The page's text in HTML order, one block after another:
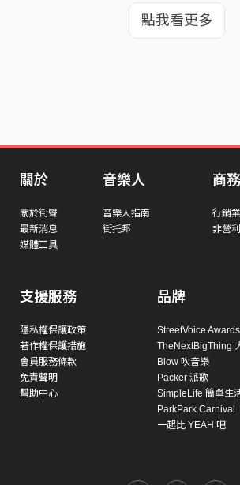
點我看更多
關於
關於街聲
最新消息
媒體工具
音樂人
音樂人指南
街托邦
商
行銷
非營
支援服務
隱私權保護政策
著作權保護措施
會員服務條款
免責聲明
幫助中心
品牌
StreetVoice
TheNextBigThing
Blow 吹音樂
Packer 派歌
SimpleLife 簡單生
ParkPark Carnival
一起比 YEAH 吧